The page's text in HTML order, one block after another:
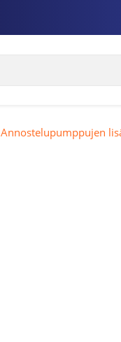
Annostelupumppujen